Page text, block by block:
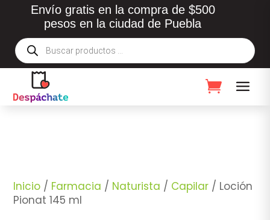
Envío gratis en la compra de $500
pesos en la ciudad de Puebla
Búsqueda
de
productos
Inicio / Farmacia / Naturista / Capilar / Loción
Pionat 145 ml